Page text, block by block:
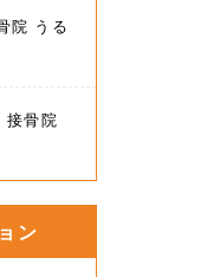
院 うる
接骨院
ン